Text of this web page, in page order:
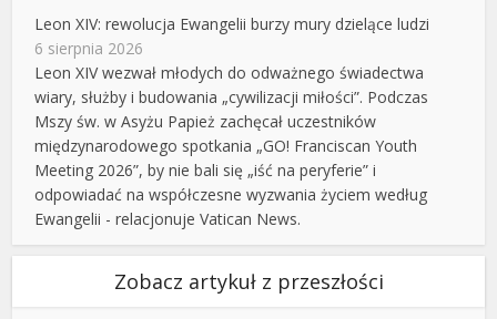
Leon XIV: rewolucja Ewangelii burzy mury dzielące ludzi
6 sierpnia 2026
Leon XIV wezwał młodych do odważnego świadectwa
wiary, służby i budowania „cywilizacji miłości”. Podczas
Mszy św. w Asyżu Papież zachęcał uczestników
międzynarodowego spotkania „GO! Franciscan Youth
Meeting 2026”, by nie bali się „iść na peryferie” i
odpowiadać na współczesne wyzwania życiem według
Ewangelii - relacjonuje Vatican News.
Zobacz artykuł z przeszłości